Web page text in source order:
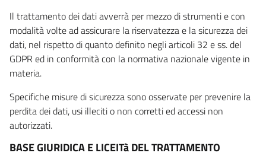
Il trattamento dei dati avverrà per mezzo di strumenti e con
modalità volte ad assicurare la riservatezza e la sicurezza dei
dati, nel rispetto di quanto definito negli articoli 32 e ss. del
GDPR ed in conformità con la normativa nazionale vigente in
materia.
Specifiche misure di sicurezza sono osservate per prevenire la
perdita dei dati, usi illeciti o non corretti ed accessi non
autorizzati.
BASE GIURIDICA E LICEITà DEL TRATTAMENTO